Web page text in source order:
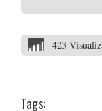
423
Tags: